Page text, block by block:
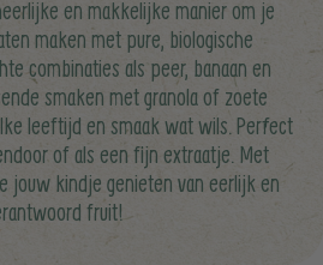
en makkelijke manier om je
maken met pure, biologische
combinaties als peer, banaan en
smaken met granola of zoete
leeftijd en smaak wat wils. Perfect
of als een fijn extraatje. Met
jouw kindje genieten van eerlijk en
fruit!